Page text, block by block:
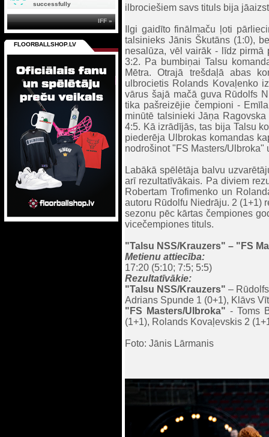
ilbrociešiem savs tituls bija
Ilgi gaidīto finālmaču ļoti
talsinieks Jānis Škutāns (1:0),
nesalūza, vēl vairāk - līdz
3:2. Pa bumbiņai Talsu
Mētra. Otrajā trešdaļā abas
ulbrocietis Rolands Kovaļenko
vārus šajā mačā guva Rūdolfs
tika pašreizējie čempioni -
minūtē talsinieki Jāņa
4:5. Kā izrādījās, tas bija Talsu
piederēja Ulbrokas komandas
nodrošinot "FS Masters/Ulbroka"
Labākā spēlētāja balvu
arī rezultatīvākais. Pa diviem
Robertam Trofimenko un
autoru Rūdolfu Niedrāju. 2 (1+1)
sezonu pēc kārtas čempiones
vicečempiones tituls.
"Talsu NSS/Krauzers" – "FS
Metienu attiecība:
17:20 (5:10; 7:5; 5:5)
Rezultatīvākie:
"Talsu NSS/Krauzers"–
Adrians Spunde 1 (0+1), Klāvs
"FS Masters/Ulbroka" - Toms
(1+1), Rolands Kovaļevskis 2
Foto: Jānis Lārmanis
successfully
IFF »
FLOORBALLSHOP.LV